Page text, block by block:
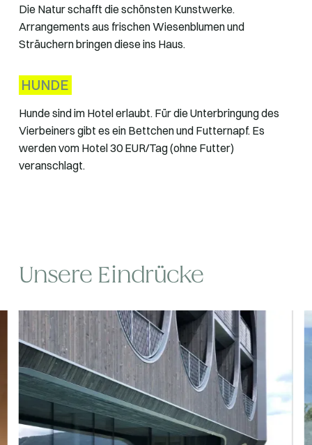
Die Natur schafft die schönsten Kunstwerke.
Arrangements aus frischen Wiesenblumen und
Sträuchern bringen diese ins Haus.
HUNDE
Hunde sind im Hotel erlaubt. Für die Unterbringung des
Vierbeiners gibt es ein Bettchen und Futternapf. Es
werden vom Hotel 30 EUR/Tag (ohne Futter)
veranschlagt.
Unsere Eindrücke